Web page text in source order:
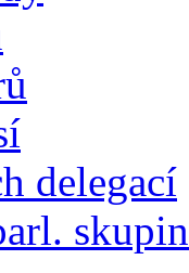
delegací
skupin